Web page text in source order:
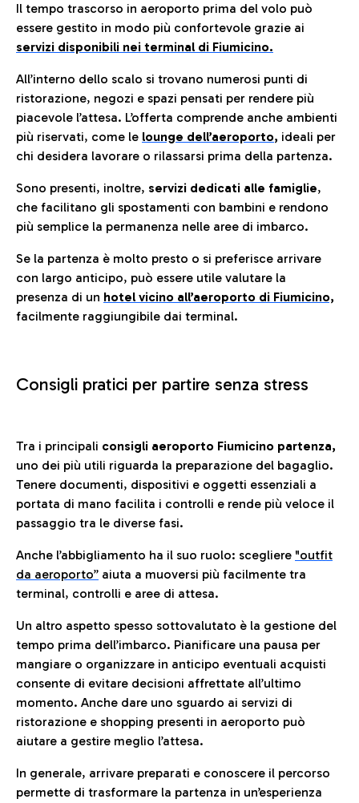
Il tempo trascorso in aeroporto prima del volo può
essere gestito in modo più confortevole grazie ai
servizi disponibili nei terminal di Fiumicino.
All’interno dello scalo si trovano numerosi punti di
ristorazione, negozi e spazi pensati per rendere più
piacevole l’attesa. L’offerta comprende anche ambienti
più riservati, come le lounge dell’aeroporto, ideali per
chi desidera lavorare o rilassarsi prima della partenza.
Sono presenti, inoltre, servizi dedicati alle famiglie,
che facilitano gli spostamenti con bambini e rendono
più semplice la permanenza nelle aree di imbarco.
Se la partenza è molto presto o si preferisce arrivare
con largo anticipo, può essere utile valutare la
presenza di un hotel vicino all’aeroporto di Fiumicino,
facilmente raggiungibile dai terminal.
Consigli pratici per partire senza stress
Tra i principali consigli aeroporto Fiumicino partenza,
uno dei più utili riguarda la preparazione del bagaglio.
Tenere documenti, dispositivi e oggetti essenziali a
portata di mano facilita i controlli e rende più veloce il
passaggio tra le diverse fasi.
Anche l’abbigliamento ha il suo ruolo: scegliere "outfit
da aeroporto” aiuta a muoversi più facilmente tra
terminal, controlli e aree di attesa.
Un altro aspetto spesso sottovalutato è la gestione del
tempo prima dell’imbarco. Pianificare una pausa per
mangiare o organizzare in anticipo eventuali acquisti
consente di evitare decisioni affrettate all’ultimo
momento. Anche dare uno sguardo ai servizi di
ristorazione e shopping presenti in aeroporto può
aiutare a gestire meglio l’attesa.
In generale, arrivare preparati e conoscere il percorso
permette di trasformare la partenza in un’esperienza